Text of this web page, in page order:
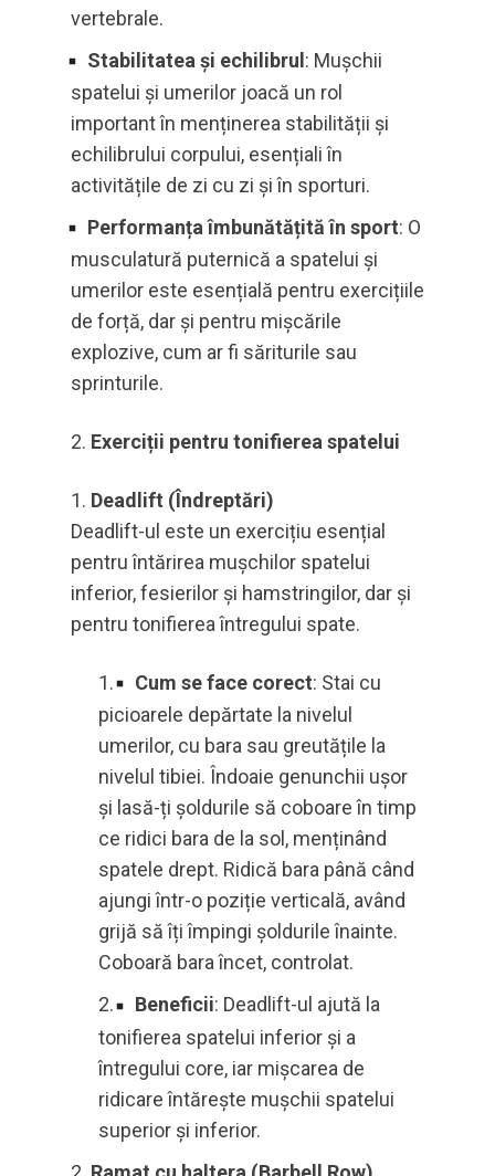
vertebrale.
Stabilitatea și echilibrul: Mușchii
spatelui și umerilor joacă un rol
important în menținerea stabilității și
echilibrului corpului, esențiali în
activitățile de zi cu zi și în sporturi.
Performanța îmbunătățită în sport: O
musculatură puternică a spatelui și
umerilor este esențială pentru exercițiile
de forță, dar și pentru mișcările
explozive, cum ar fi săriturile sau
sprinturile.
Exerciții pentru tonifierea spatelui
Deadlift (Îndreptări)
Deadlift-ul este un exercițiu esențial
pentru întărirea mușchilor spatelui
inferior, fesierilor și hamstringilor, dar și
pentru tonifierea întregului spate.
Cum se face corect: Stai cu
picioarele depărtate la nivelul
umerilor, cu bara sau greutățile la
nivelul tibiei. Îndoaie genunchii ușor
și lasă-ți șoldurile să coboare în timp
ce ridici bara de la sol, menținând
spatele drept. Ridică bara până când
ajungi într-o poziție verticală, având
grijă să îți împingi șoldurile înainte.
Coboară bara încet, controlat.
Beneficii: Deadlift-ul ajută la
tonifierea spatelui inferior și a
întregului core, iar mișcarea de
ridicare întărește mușchii spatelui
superior și inferior.